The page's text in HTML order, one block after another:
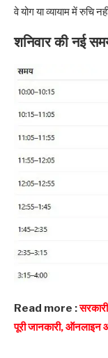
वे योग या व्यायाम में रुचि
शनिवार की नई
Read more :
पूरी जानकारी,